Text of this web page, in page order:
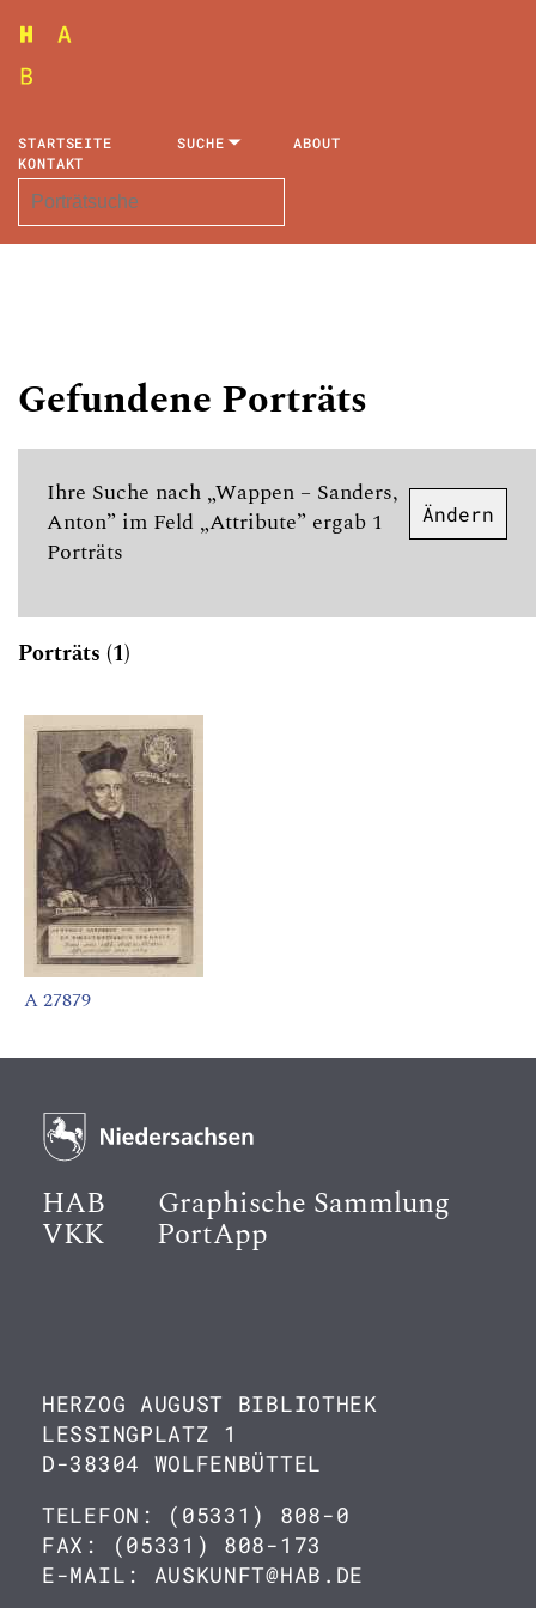
STARTSEITE SUCHE
ABOUT
KONTAKT
Gefundene Porträts
Ihre Suche nach „Wappen – Sanders,
Anton” im Feld „Attribute” ergab 1
Porträts
Ändern
Porträts (1)
A 27879
HAB Graphische Sammlung
VKK PortApp
HERZOG AUGUST BIBLIOTHEK
LESSINGPLATZ 1
D-38304 WOLFENBÜTTEL
TELEFON: (05331) 808-0
FAX: (05331) 808-173
E-MAIL: AUSKUNFT@HAB.DE